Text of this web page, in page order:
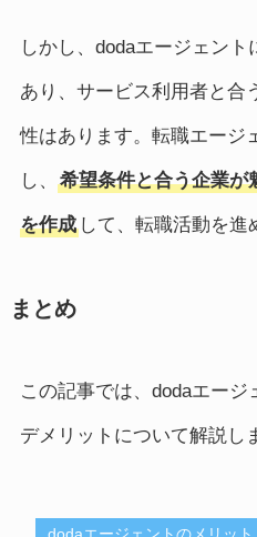
しかし、dodaエージェン
あり、サービス利用者と合
性はあります。転職エージ
し、 希望条件と合う企業が
を作成して、転職活動を進
まとめ
この記事では、dodaエージ
デメリットについて解説し